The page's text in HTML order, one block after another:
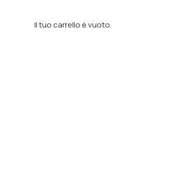
Il tuo carrello è vuoto.